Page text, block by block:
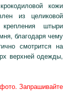
кожи
из целиковой
штыри
благодаря чему
смотрится на
верхней одежды,
Запрашивайте